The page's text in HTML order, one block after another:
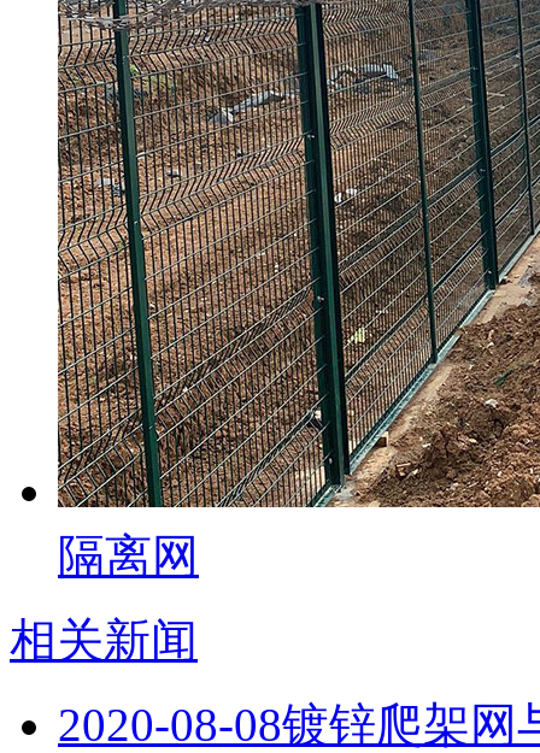
隔离网
相关新闻
2020-08-08镀锌爬架网